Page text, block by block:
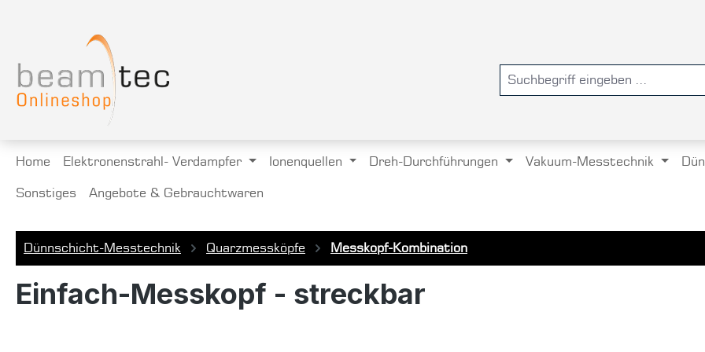
Home Elektronenstrahl- Verdampfer Ionenquellen Dreh-Durchführungen Vakuum-Messtechnik
Sonstiges Angebote & Gebrauchtwaren
Dünnschicht-Messtechnik Quarzmessköpfe Messkopf-Kombination
Einfach-Messkopf - streckbar